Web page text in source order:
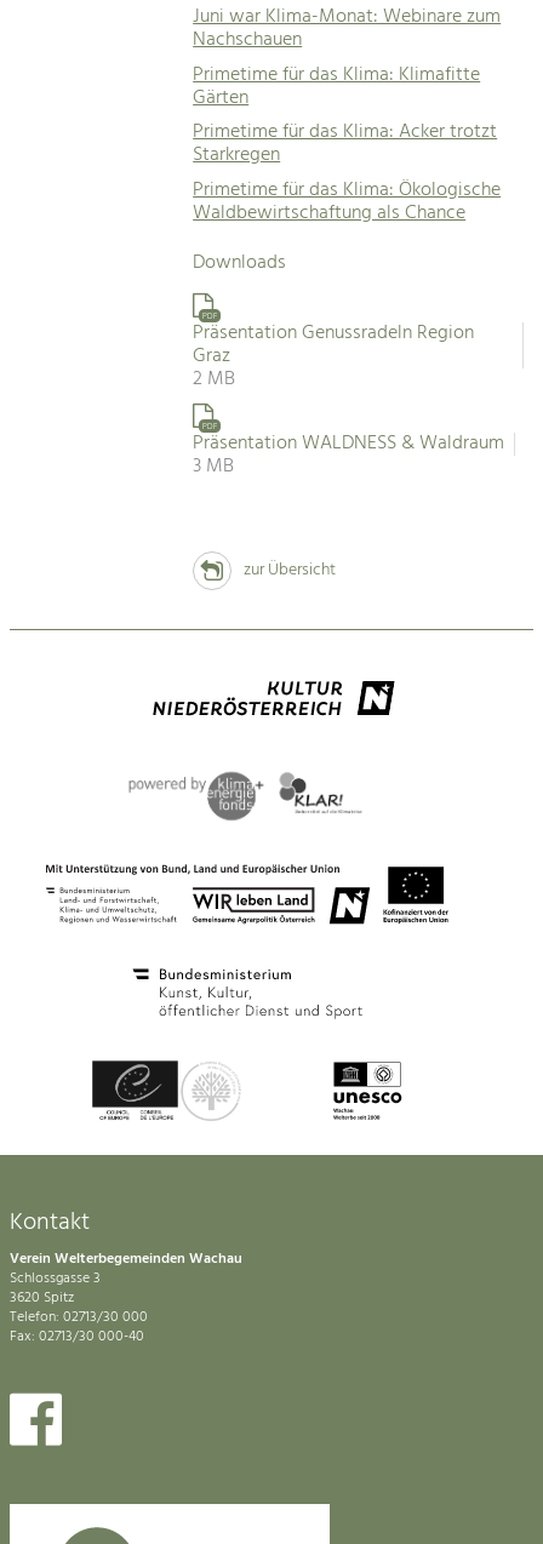
Juni war Klima-Monat: Webinare zum
Nachschauen
Primetime für das Klima: Klimafitte
Gärten
Primetime für das Klima: Acker trotzt
Starkregen
Primetime für das Klima: Ökologische
Waldbewirtschaftung als Chance
Downloads
PDF
Präsentation Genussradeln Region
Graz
2 MB
PDF
Präsentation WALDNESS & Waldraum
3 MB
zur Übersicht
Kontakt
Verein Welterbegemeinden Wachau
Schlossgasse 3
3620 Spitz
Telefon: 02713/30 000
Fax: 02713/30 000-40